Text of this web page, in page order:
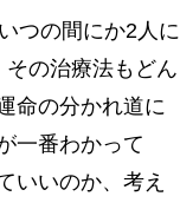
つの間にか2人に
の治療法もどん
命の分かれ道に
一番わかって
いいのか、考え